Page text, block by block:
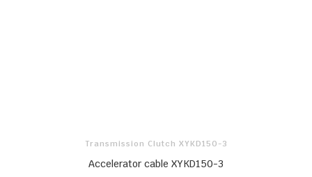
Transmission Clutch XYKD150-3
Accelerator cable XYKD150-3